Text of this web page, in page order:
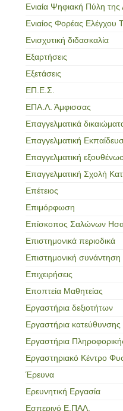
Ενιαία Ψηφιακή Πύλη της
Ενιαίος Φορέας
Ενισχυτική διδασκαλία
Εξαρτήσεις
Εξετάσεις
ΕΠ.Ε.Σ.
ΕΠΑ.Λ. Άμφισσας
Επαγγελματικά
Επαγγελματική
Επαγγελματική
Επαγγελματική Σχολή
Επέτειος
Επιμόρφωση
Επίσκοπος Σαλώνων
Επιστημονικά περιοδικά
Επιστημονική συνάντηση
Επιχειρήσεις
Εποπτεία Μαθητείας
Εργαστήρια δεξιοτήτων
Εργαστήρια κατεύθυνσης
Εργαστήρια
Εργαστηριακό Κέντρο
Έρευνα
Ερευνητική Εργασία
Εσπερινό Ε.ΠΑΛ.